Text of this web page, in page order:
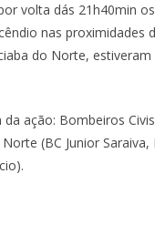
volta dás 21h40min
nas proximidades
do Norte,
ação: Bombeiros
(BC Junior